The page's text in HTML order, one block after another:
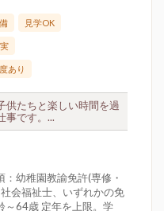
見学OK
あり
供たちと楽しい時間を過
事です。...
：幼稚園教諭免許(専修・
会福祉士、いずれかの免
～64歳 定年を上限。学